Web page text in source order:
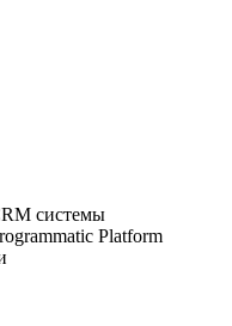
системы
Platform